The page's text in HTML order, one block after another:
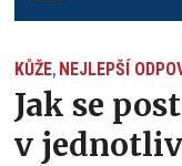
KŮŽE, NEJLEPŠÍ
Jak se
v